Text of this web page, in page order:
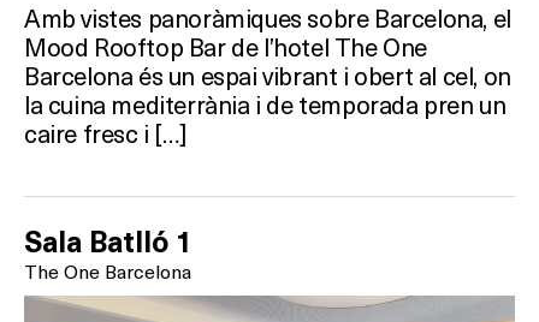
Amb vistes panoràmiques sobre Barcelona, el
Mood Rooftop Bar de l’hotel The One
Barcelona és un espai vibrant i obert al cel, on
la cuina mediterrània i de temporada pren un
caire fresc i […]
Sala Batlló 1
The One Barcelona